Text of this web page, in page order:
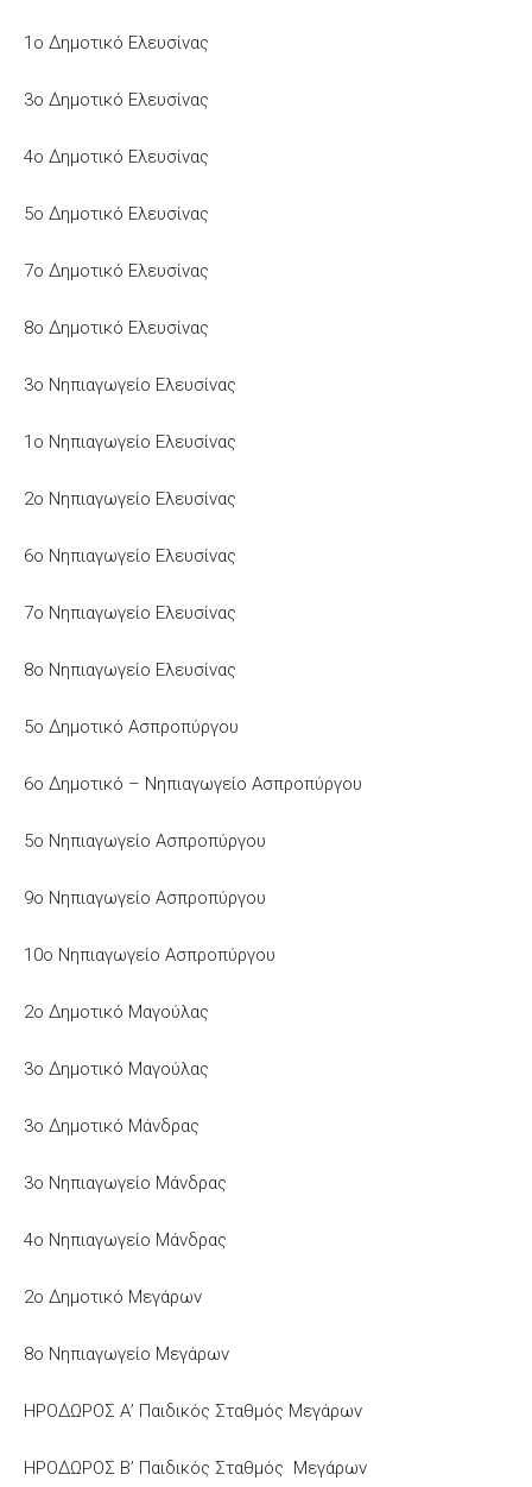
1ο Δημοτικό Ελευσίνας
3ο Δημοτικό Ελευσίνας
4ο Δημοτικό Ελευσίνας
5ο Δημοτικό Ελευσίνας
7ο Δημοτικό Ελευσίνας
8ο Δημοτικό Ελευσίνας
3ο Νηπιαγωγείο Ελευσίνας
1ο Νηπιαγωγείο Ελευσίνας
2ο Νηπιαγωγείο Ελευσίνας
6ο Νηπιαγωγείο Ελευσίνας
7ο Νηπιαγωγείο Ελευσίνας
8ο Νηπιαγωγείο Ελευσίνας
5ο Δημοτικό Ασπροπύργου
6ο Δημοτικό – Νηπιαγωγείο Ασπροπύργου
5o Νηπιαγωγείο Ασπροπύργου
9ο Νηπιαγωγείο Ασπροπύργου
10ο Νηπιαγωγείο Ασπροπύργου
2ο Δημοτικό Μαγούλας
3ο Δημοτικό Μαγούλας
3ο Δημοτικό Μάνδρας
3ο Νηπιαγωγείο Μάνδρας
4ο Νηπιαγωγείο Μάνδρας
2ο Δημοτικό Μεγάρων
8ο Νηπιαγωγείο Μεγάρων
ΗΡΟΔΩΡΟΣ Α’ Παιδικός Σταθμός Μεγάρων
ΗΡΟΔΩΡΟΣ Β’ Παιδικός Σταθμός Μεγάρων